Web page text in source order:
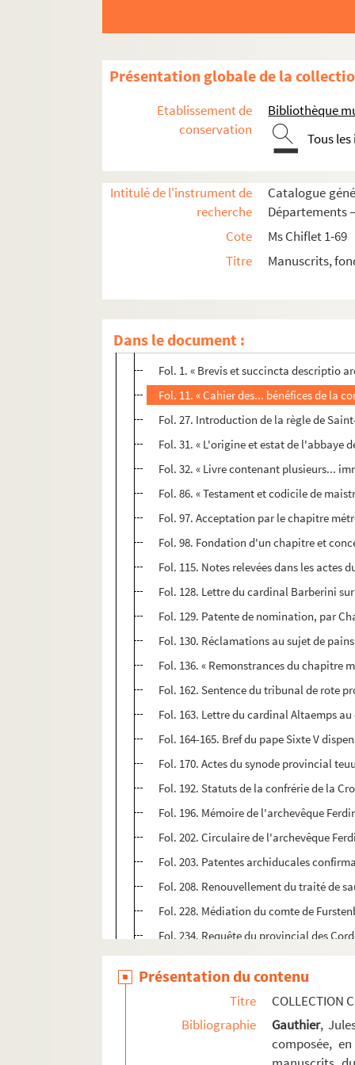
Présentation globale de la
Etablissement de
conservation
Bibliothèque
Tous
Intitulé de l'instrument de
recherche
Catalogue
Départements
Cote
Ms Chiflet 1-69
Titre
Manuscrits,
Dans le document :
Ms Chiflet 8. « ... Les grands demeslez
Ms Chiflet 10. « Le traicté faict à
Ms Chiflet 11. « Généalogie et postérité
Ms Chiflet 12. Documents concernant
Ms Chiflet 13-14. Recueil généalogique
Ms Chiflet 15. Documents « concernant
Ms Chiflet 16. Instructions pastorales,
Ms Chiflet 17. Miracles, conversions et
Ms Chiflet 19. Chapitres, abbayes et
Fol. I. « Table des pièces différentes
Fol. 1. « Brevis et succincta descriptio
Fol. 11. « Cahier des... bénéfices de la
Fol. 27. Introduction de la règle de
Fol. 31. « L'origine et estat de l'abbaye
Fol. 32. « Livre contenant plusieurs...
Fol. 86. « Testament et codicile de
Fol. 97. Acceptation par le chapitre
Fol. 98. Fondation d'un chapitre et
Fol. 115. Notes relevées dans les
Fol. 128. Lettre du cardinal Barberini
Fol. 129. Patente de nomination, par
Fol. 130. Réclamations au sujet de
Fol. 136. « Remonstrances du chapitre
Fol. 162. Sentence du tribunal de rote
Fol. 163. Lettre du cardinal Altaemps
Fol. 164-165. Bref du pape Sixte V
Fol. 170. Actes du synode provincial
Fol. 192. Statuts de la confrérie de la
Fol. 196. Mémoire de l'archevêque
Fol. 202. Circulaire de l'archevêque
Fol. 203. Patentes archiducales
Fol. 208. Renouvellement du traité de
Fol. 228. Médiation du comte de
Fol. 234. Requête du provincial des
Fol. 235. Formule de présentation par
Fol. 237. « Epitaphe et abrégé de la vie
Fol. 249. Extraits des actes
Fol. 258. Patentes du roi d'Espagne
Fol. 260. Rescrit impérial pour
Présentation du contenu
Titre
COLLECTION
Bibliographie
Gauthier,
composée,